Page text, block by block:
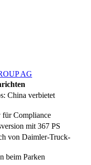
AG
China verbietet
für Compliance
mit 367 PS
von Daimler-Truck-
beim Parken